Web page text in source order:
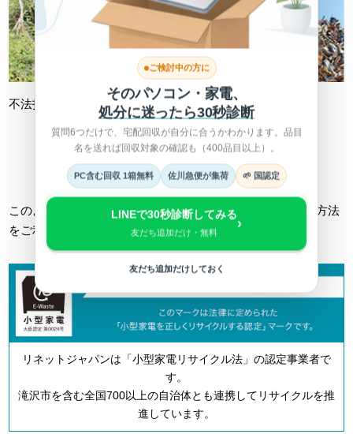
不法投棄 不適切処理
詳しくは総務省HPへ >
このようなトラブルに巻き込まれない為にも、正しい回収方法
をご利用ください。
リネットジャパンは「小型家電リサイクル法」の認定事業者で
す。
滝沢市を含む全国700以上の自治体とも連携してリサイクルを推
進しています。
ご検討中の方に
そのパソコン・家電、
処分に迷ったら30秒診断
質問6つだけで、宅配回収が自分に合うかわかります。品目
名を送れば回収対象の確認も（400品目以上）。
PC含む回収 1箱無料 佐川急便が集荷 🌱 国認定
LINEで30秒診断してみる
友だち追加だけ・無料
›
友だち追加だけしておく